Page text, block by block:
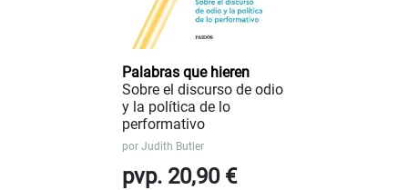
Palabras que hieren
Sobre el discurso de odio
y la política de lo
performativo
por Judith Butler
pvp. 20,90 €